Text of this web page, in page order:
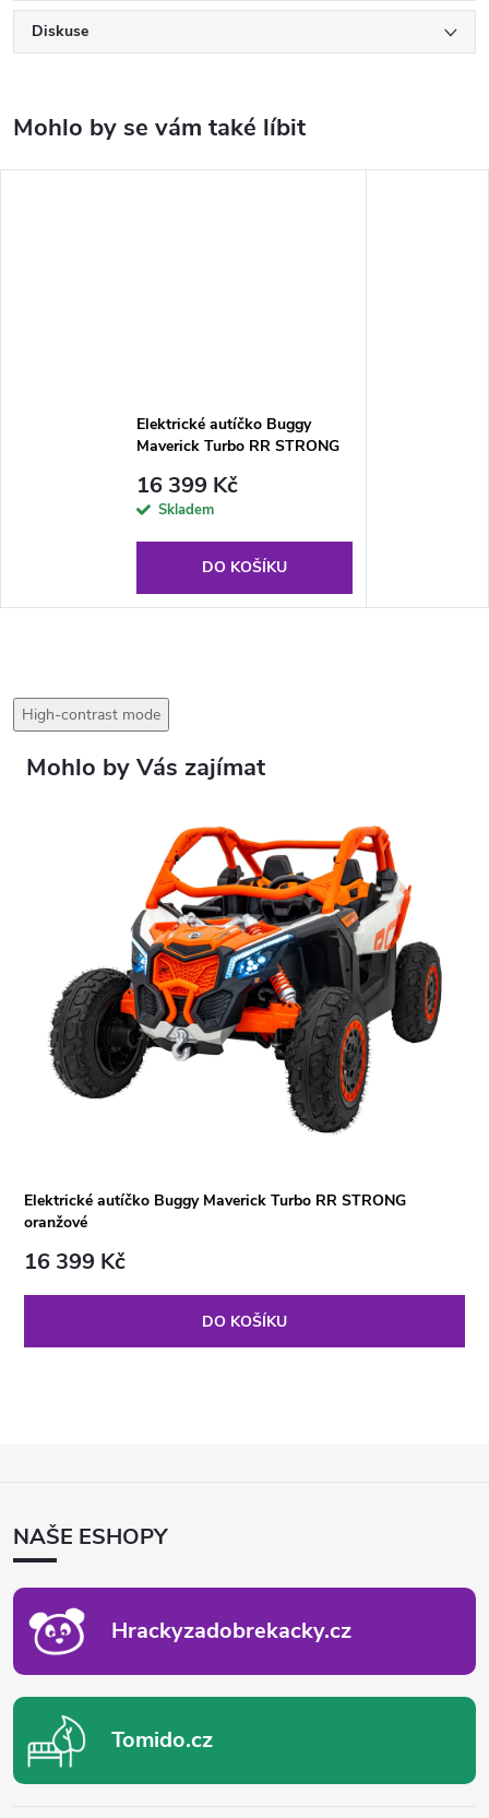
Diskuse
Elektrické autíčko Buggy
Maverick Turbo RR STRONG
16 399 Kč
Skladem
DO KOŠÍKU
High-contrast mode
Elektrické autíčko Buggy Maverick Turbo RR STRONG
oranžové
16 399 Kč
DO KOŠÍKU
ANAŠE ESHOPY
Hrackyzadobrekacky.cz
Tomido.cz